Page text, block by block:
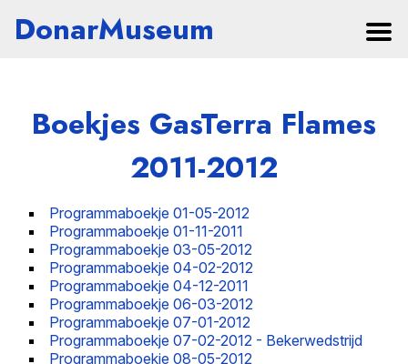
DonarMuseum
Boekjes GasTerra Flames
2011-2012
Programmaboekje 01-05-2012
Programmaboekje 01-11-2011
Programmaboekje 03-05-2012
Programmaboekje 04-02-2012
Programmaboekje 04-12-2011
Programmaboekje 06-03-2012
Programmaboekje 07-01-2012
Programmaboekje 07-02-2012 - Bekerwedstrijd
Programmaboekje 08-05-2012